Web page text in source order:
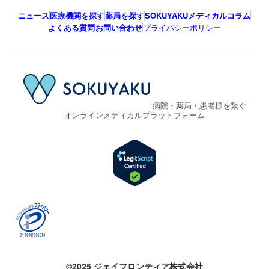
ニュース医療機関を探す薬局を探すSOKUYAKUメディカルコラム
よくある質問お問い合わせプライバシーポリシー
病院・薬局・患者様を繋ぐ
オンラインメディカルプラットフォーム
©2025 ジェイフロンティア株式会社